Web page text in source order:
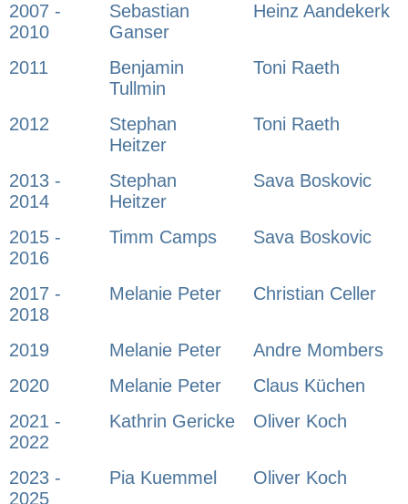
2007 -
2010
Sebastian
Ganser
Heinz Aandekerk
2011
Benjamin
Tullmin
Toni Raeth
2012
Stephan
Heitzer
Toni Raeth
2013 -
2014
Stephan
Heitzer
Sava Boskovic
2015 -
2016
Timm Camps Sava Boskovic
2017 -
2018
Melanie Peter Christian Celler
2019 Melanie Peter
Andre Mombers
2020
Melanie Peter
Claus Küchen
2021 -
2022
Kathrin Gericke Oliver Koch
2023 -
2025
Pia Kuemmel
Oliver Koch